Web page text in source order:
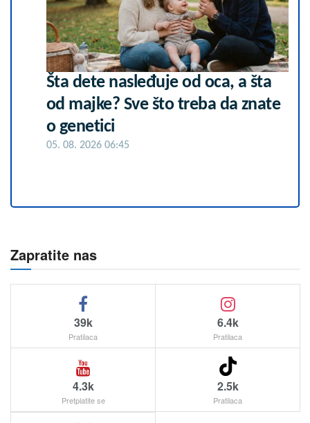
Šta dete nasleđuje od oca, a šta
od majke? Sve što treba da znate
o genetici
05. 08. 2026 06:45
Zapratite nas
39k
Pratilaca
6.4k
Pratilaca
4.3k
Pretplatite se
2.5k
Pratilaca